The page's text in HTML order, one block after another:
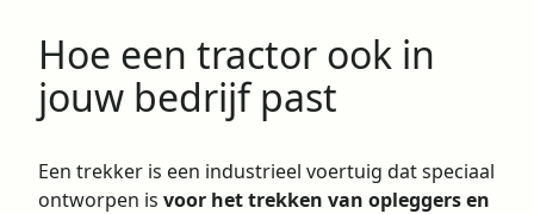
Hoe een tractor ook in
jouw bedrijf past
Een trekker is een industrieel voertuig dat speciaal
ontworpen is voor het trekken van opleggers en